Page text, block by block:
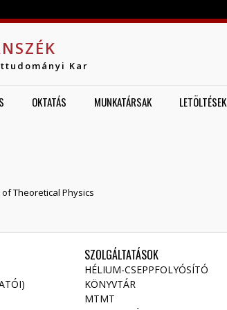
Kar
OKTATÁS MUNKATÁRSAK LETÖLTÉSEK
Theoretical Physics
SZOLGÁLTATÁSOK
HÉLIUM-CSEPPFOLYÓSÍTÓ
KÖNYVTÁR
MTMT